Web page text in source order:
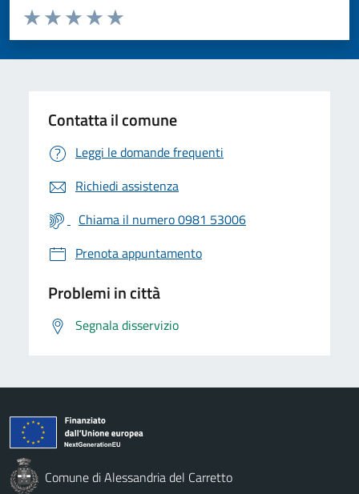
Valuta da 1 a 5 stelle la pagina
Valuta 5 stelle su 5
Valuta 4 stelle su 5
Valuta 3 stelle su 5
Valuta 2 stelle su 5
Valuta 1 stelle su 5
Contatta il comune
Leggi le domande frequenti
Richiedi assistenza
Chiama il numero 0981 53006
Prenota appuntamento
Problemi in città
Segnala disservizio
Comune di Alessandria del Carretto